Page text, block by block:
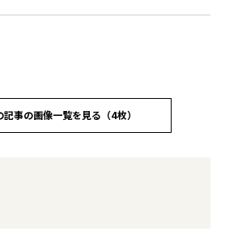
記事の画像一覧を見る（4枚）